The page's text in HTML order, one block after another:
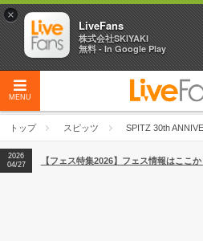
MENU
トップ スピッツ SPITZ 30th
2026
04/27
2026
【ライブ動員ランキング】2026年上半期
2026
04/27
【フェス特集2026】フェス情報はここか
×
LiveFans
株式会社SKIYAKI
無料 - In Google Play